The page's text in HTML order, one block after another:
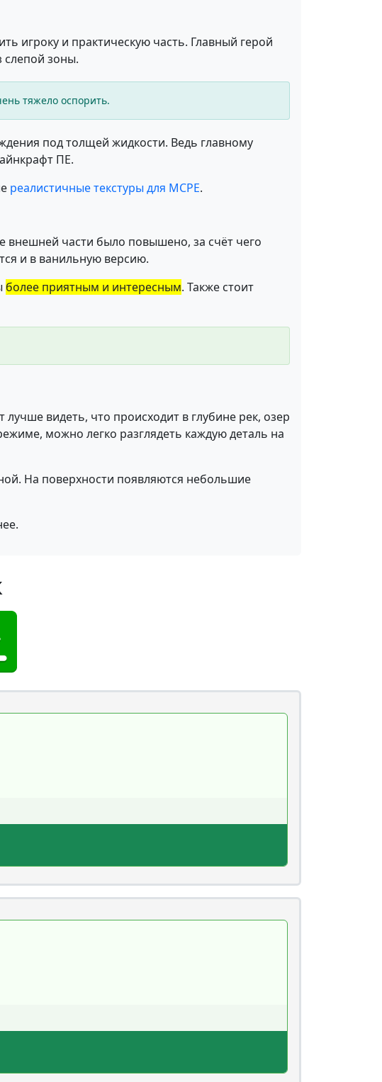
игроку и практическую часть. Главный герой
слепой зоны.
тяжело оспорить.
под толщей жидкости. Ведь главному
ПЕ.
реалистичные текстуры для MCPE.
внешней части было повышено, за счёт чего
и в ванильную версию.
более приятным и интересным. Также стоит
видеть, что происходит в глубине рек, озер
можно легко разглядеть каждую деталь на
На поверхности появляются небольшие